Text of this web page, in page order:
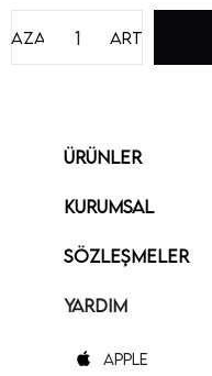
Artır
Azalt
ÜRÜNLER
KURUMSAL
SÖZLEŞMELER
YARDIM
Apple